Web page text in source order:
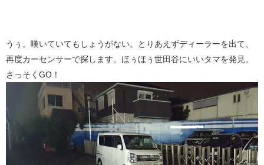
うぅ。嘆いていてもしょうがない。とりあえずディーラーを出て、
再度カーセンサーで探します。ほぅほぅ世田谷にいいタマを発見。
さっそくGO！